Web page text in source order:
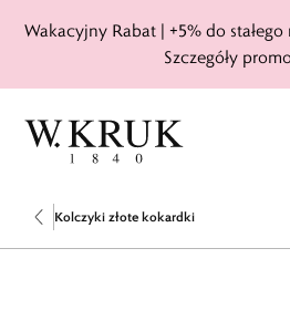
Wakacyjny Rabat | +5% do
Szczegóły
Kolczyki złote kokardki